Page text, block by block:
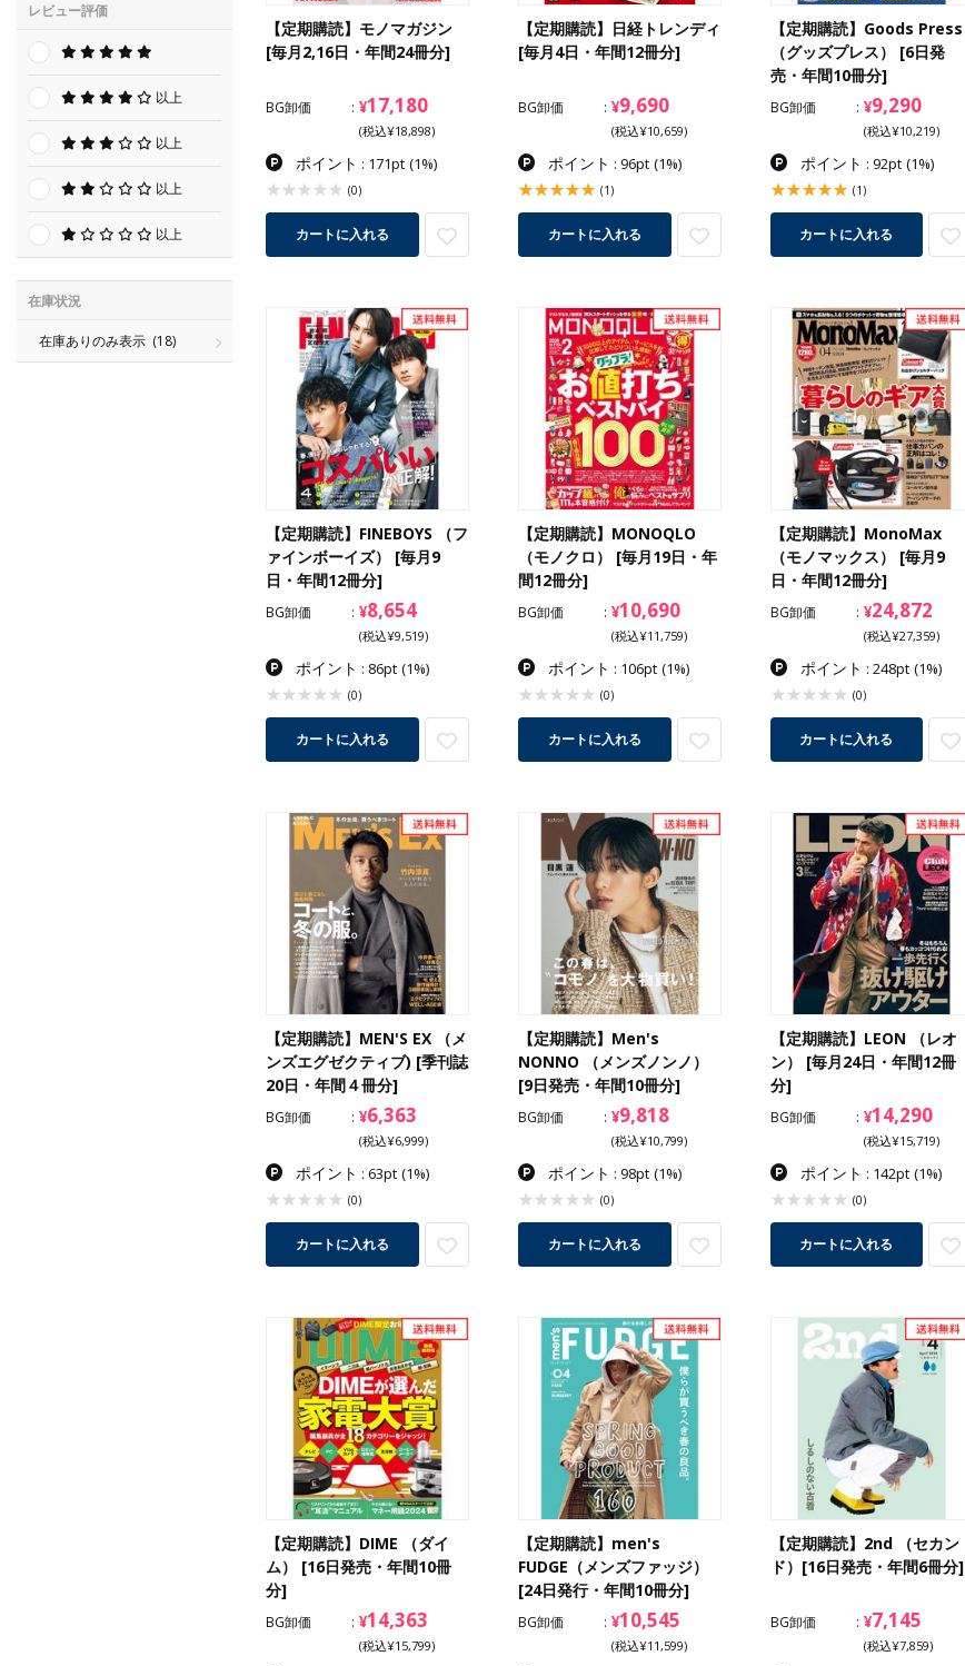
レビュー評価
以上
以上
以上
以上
在庫状況
在庫ありのみ表示 (18)
【定期購読】モノマガジン
[毎月2,16日・年間24冊分]
BG卸価 ¥17,180
(税込¥18,898)
ポイント : 171pt (1%)
(0)
カートに入れる
【定期購読】日経トレンディ
[毎月4日・年間12冊分]
BG卸価 ¥9,690
(税込¥10,659)
ポイント : 96pt (1%)
(1)
カートに入れる
【定期購読】Goods Press
（グッズプレス） [6日発
売・年間10冊分]
BG卸価 ¥9,290
(税込¥10,219)
ポイント : 92pt (1%)
(1)
カートに入れる
【定期購読】FINEBOYS （フ
ァインボーイズ） [毎月9
日・年間12冊分]
BG卸価 ¥8,654
(税込¥9,519)
ポイント : 86pt (1%)
(0)
カートに入れる
【定期購読】MONOQLO
（モノクロ） [毎月19日・年
間12冊分]
BG卸価 ¥10,690
(税込¥11,759)
ポイント : 106pt (1%)
(0)
カートに入れる
【定期購読】MonoMax
（モノマックス） [毎月9
日・年間12冊分]
BG卸価 ¥24,872
(税込¥27,359)
ポイント : 248pt (1%)
(0)
カートに入れる
【定期購読】MEN'S EX （メ
ンズエグゼクティブ) [季刊誌
20日・年間４冊分]
BG卸価 ¥6,363
(税込¥6,999)
ポイント : 63pt (1%)
(0)
カートに入れる
【定期購読】Men's
NONNO （メンズノンノ）
[9日発売・年間10冊分]
BG卸価 ¥9,818
(税込¥10,799)
ポイント : 98pt (1%)
(0)
カートに入れる
【定期購読】LEON （レオ
ン） [毎月24日・年間12冊
分]
BG卸価 ¥14,290
(税込¥15,719)
ポイント : 142pt (1%)
(0)
カートに入れる
【定期購読】DIME （ダイ
ム） [16日発売・年間10冊
分]
BG卸価 ¥14,363
(税込¥15,799)
【定期購読】men's
FUDGE（メンズファッジ）
[24日発行・年間10冊分]
BG卸価 ¥10,545
(税込¥11,599)
【定期購読】2nd （セカン
ド）[16日発売・年間6冊分]
BG卸価 ¥7,145
(税込¥7,859)